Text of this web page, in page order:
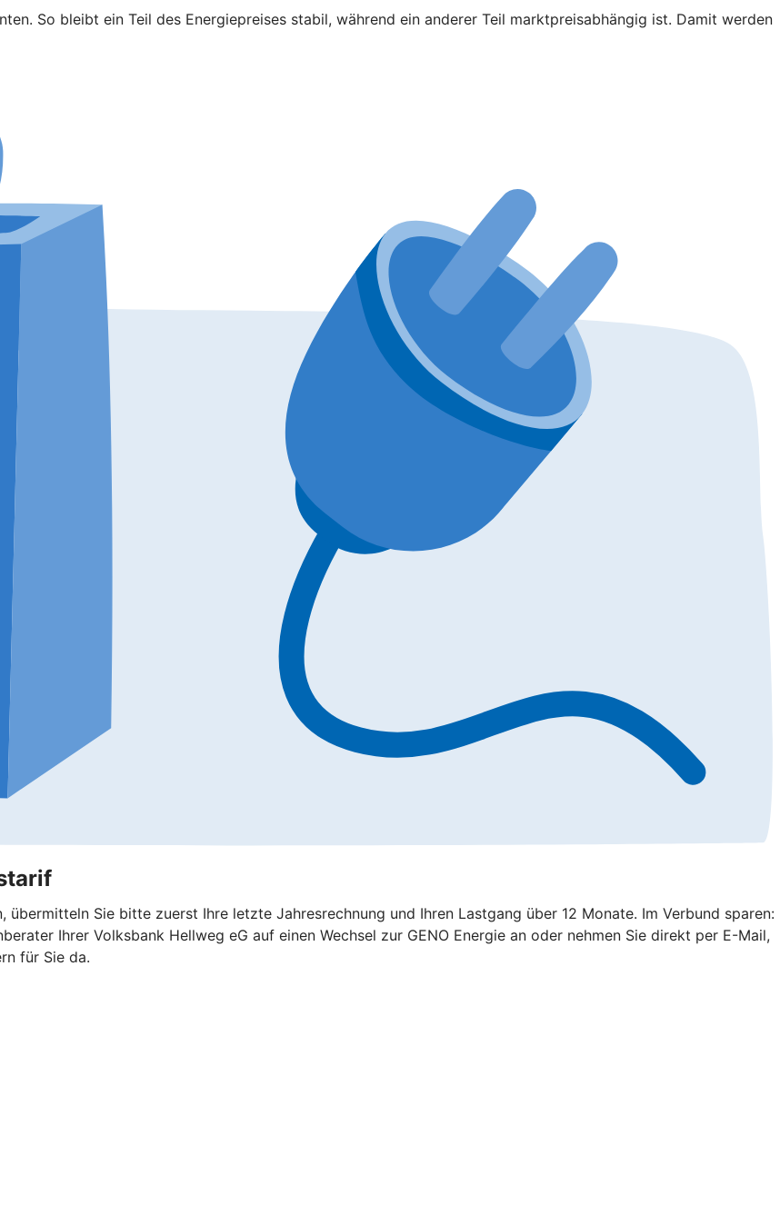
So bleibt ein Teil des Energiepreises stabil, während ein anderer Teil marktpreisabhängig ist. Damit werden
Sie bitte zuerst Ihre letzte Jahresrechnung und Ihren Lastgang über 12 Monate. Im Verbund sparen:
Ihrer Volksbank Hellweg eG auf einen Wechsel zur GENO Energie an oder nehmen Sie direkt per E-Mail,
für Sie da.